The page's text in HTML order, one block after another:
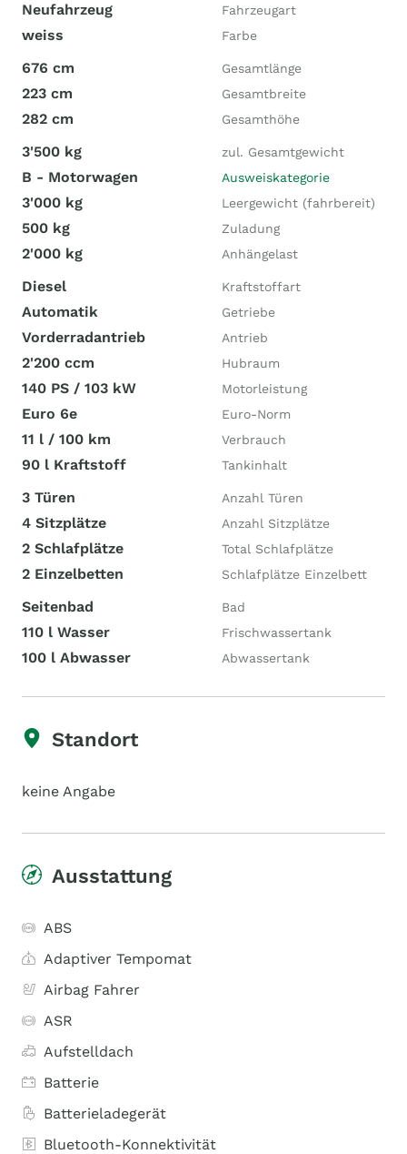
Neufahrzeug Fahrzeugart
weiss Farbe
676 cm Gesamtlänge
223 cm Gesamtbreite
282 cm Gesamthöhe
3'500 kg zul. Gesamtgewicht
B - Motorwagen Ausweiskategorie
3'000 kg Leergewicht (fahrbereit)
500 kg Zuladung
2'000 kg Anhängelast
Diesel Kraftstoffart
Automatik Getriebe
Vorderradantrieb Antrieb
2'200 ccm Hubraum
140 PS / 103 kW Motorleistung
Euro 6e Euro-Norm
11 l / 100 km Verbrauch
90 l Kraftstoff Tankinhalt
3 Türen Anzahl Türen
4 Sitzplätze Anzahl Sitzplätze
2 Schlafplätze Total Schlafplätze
2 Einzelbetten Schlafplätze Einzelbett
Seitenbad Bad
110 l Wasser Frischwassertank
100 l Abwasser Abwassertank
Standort
keine Angabe
Ausstattung
ABS
Adaptiver Tempomat
Airbag Fahrer
ASR
Aufstelldach
Batterie
Batterieladegerät
Bluetooth-Konnektivität